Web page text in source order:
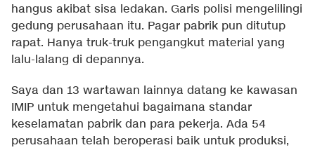
hangus akibat sisa ledakan. Garis polisi mengelilingi
gedung perusahaan itu. Pagar pabrik pun ditutup
rapat. Hanya truk-truk pengangkut material yang
lalu-lalang di depannya.
Saya dan 13 wartawan lainnya datang ke kawasan
IMIP untuk mengetahui bagaimana standar
keselamatan pabrik dan para pekerja. Ada 54
perusahaan telah beroperasi baik untuk produksi,